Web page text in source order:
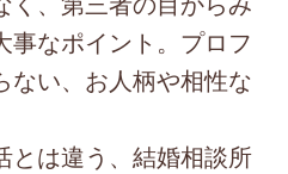
事なポイント。プロフ
ない、お人柄や相性な
とは違う、結婚相談所